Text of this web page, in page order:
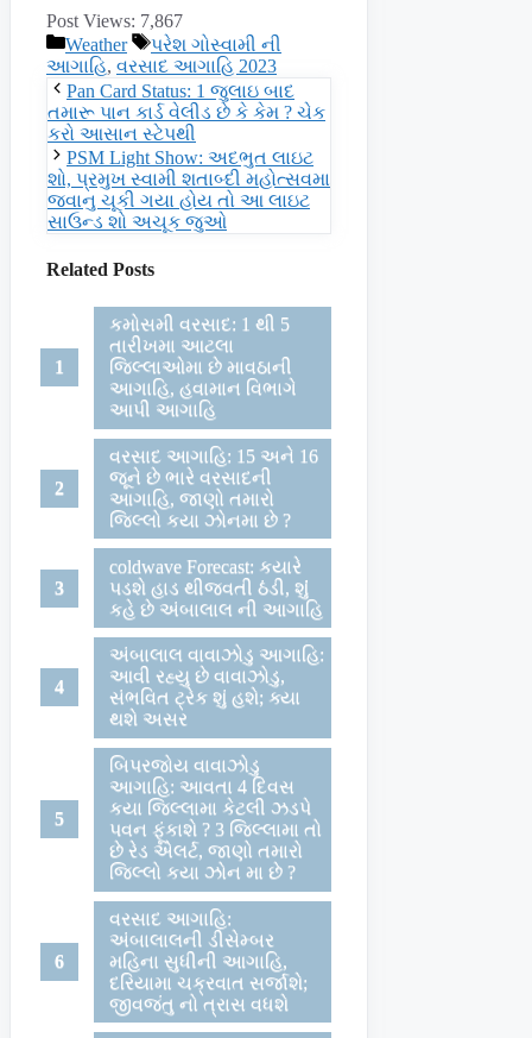
Post Views: 7,867
Categories
Weather Tags
પરેશ ગોસ્વામી ની
આગાહિ, વરસાદ આગાહિ 2023
Pan Card Status: 1 જુલાઇ બાદ
તમારૂ પાન કાર્ડ વેલીડ છે કે કેમ ? ચેક
કરો આસાન સ્ટેપથી
PSM Light Show: અદભુત લાઇટ
શો, પ્રમુખ સ્વામી શતાબ્દી મહોત્સવમા
જવાનુ ચૂકી ગયા હોય તો આ લાઇટ
સાઉન્ડ શો અચૂક જુઓ
Related Posts
કમોસમી વરસાદ: 1 થી 5
તારીખમા આટલા
જિલ્લાઓમા છે માવઠાની
આગાહિ, હવામાન વિભાગે
આપી આગાહિ
વરસાદ આગાહિ: 15 અને 16
જૂને છે ભારે વરસાદની
આગાહિ, જાણો તમારો
જિલ્લો કયા ઝોનમા છે ?
coldwave Forecast: કયારે
પડશે હાડ થીજવતી ઠંડી, શુંં
કહે છે અંબાલાલ ની આગાહિ
અંબાલાલ વાવાઝોડુ આગાહિ:
આવી રહ્યુ છે વાવાઝોડુ,
સંભવિત ટ્રેક શું હશે; ક્યા
થશે અસર
બિપરજોય વાવાઝોડુ
આગાહિ: આવતા 4 દિવસ
કયા જિલ્લામા કેટલી ઝડપે
પવન ફૂંકાશે ? 3 જિલ્લામા તો
છે રેડ એલર્ટ, જાણો તમારો
જિલ્લો કયા ઝોન મા છે ?
વરસાદ આગાહિ:
અંબાલાલની ડીસેમ્બર
મહિના સુધીની આગાહિ,
દરિયામા ચક્રવાત સર્જાશે;
જીવજંતુ નો ત્રાસ વધશે